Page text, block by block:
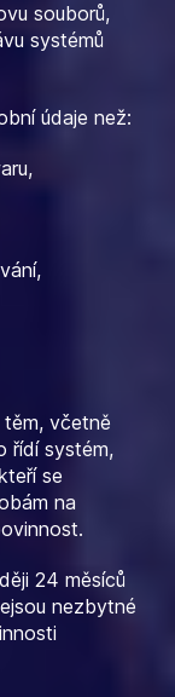
souborů,
systémů
údaje než:
včetně
řídí systém,
se
na
24 měsíců
nezbytné